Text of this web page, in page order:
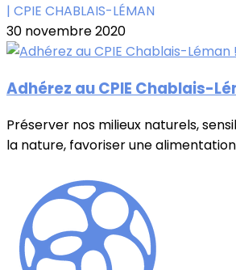
| CPIE CHABLAIS-LÉMAN
30 novembre 2020
Adhérez au CPIE Chablais-
Préserver nos milieux naturels,
la nature, favoriser une